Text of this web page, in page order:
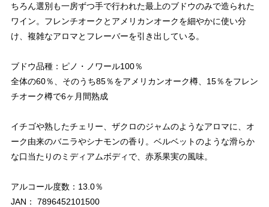
ちろん選別も一房ずつ手で行われた最上のブドウのみで造られた
ワイン。フレンチオークとアメリカンオークを細やかに使い分
け、複雑なアロマとフレーバーを引き出している。
ブドウ品種：ピノ・ノワール100％
全体の60％、そのうち85％をアメリカンオーク樽、15％をフレン
チオーク樽で6ヶ月間熟成
イチゴや熟したチェリー、ザクロのジャムのようなアロマに、オ
ーク由来のバニラやシナモンの香り。ベルベットのような滑らか
な口当たりのミディアムボディで、赤系果実の風味。
アルコール度数：13.0％
JAN： 7896452101500